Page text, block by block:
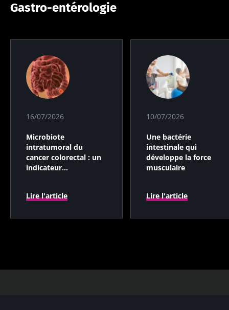
Gastro-entérologie
16/07/2026
Microbiote
intratumoral du
cancer colorectal : un
indicateur
Lire l'article
10/07/2026
Une bactérie
intestinale qui
développe la force
musculaire
Lire l'article